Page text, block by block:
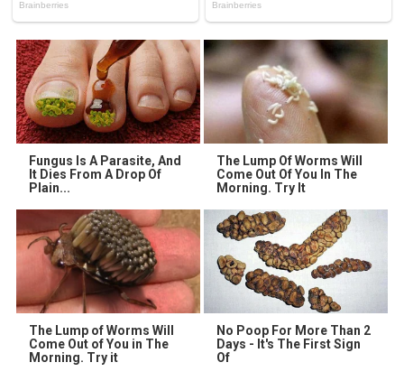
Fungus Is A Parasite, And
It Dies From A Drop Of
Plain...
The Lump Of Worms Will
Come Out Of You In The
Morning. Try It
The Lump of Worms Will
Come Out of You in The
Morning. Try it
No Poop For More Than 2
Days - It's The First Sign
Of